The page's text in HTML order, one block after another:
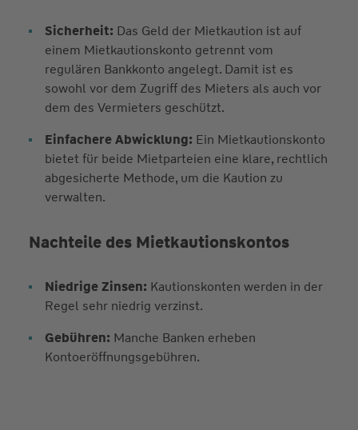
Sicherheit: Das Geld der Mietkaution ist auf
einem Mietkautionskonto getrennt vom
regulären Bankkonto angelegt. Damit ist es
sowohl vor dem Zugriff des Mieters als auch vor
dem des Vermieters geschützt.
Einfachere Abwicklung: Ein Mietkautionskonto
bietet für beide Mietparteien eine klare, rechtlich
abgesicherte Methode, um die Kaution zu
verwalten.
Nachteile des Mietkautionskontos
Niedrige Zinsen: Kautionskonten werden in der
Regel sehr niedrig verzinst.
Gebühren: Manche Banken erheben
Kontoeröffnungsgebühren.